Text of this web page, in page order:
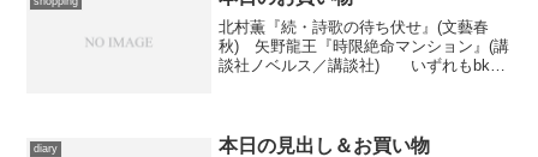
北村薫『続・詩歌の待ち伏せ』(文藝春
秋) 矢野龍王『時限絶命マンション』(講
談社ノベルス／講談社) いずれもbk1
を題材にした随...
diary 本日の見出し＆お買い物